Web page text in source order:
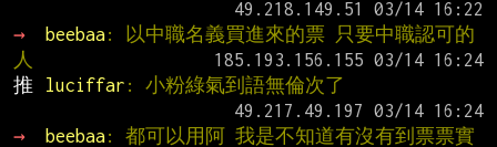
→
beebaa: 以中職名義買進來的票 只要中職認可的
人
推
luciffar : 小粉綠氣到語無倫次了
→
beebaa: 都可以用阿 我是不知道有沒有到票票實